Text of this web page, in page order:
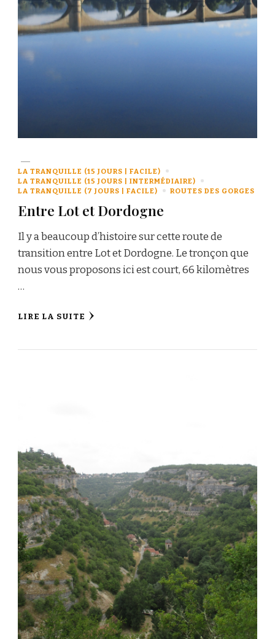
LA TRANQUILLE (15 JOURS | FACILE)
LA TRANQUILLE (15 JOURS | INTERMÉDIAIRE)
LA TRANQUILLE (7 JOURS | FACILE)
ROUTES DES GORGES
Entre Lot et Dordogne
Il y a beaucoup d’histoire sur cette route de
transition entre Lot et Dordogne. Le tronçon que
nous vous proposons ici est court, 66 kilomètres
…
LIRE LA SUITE